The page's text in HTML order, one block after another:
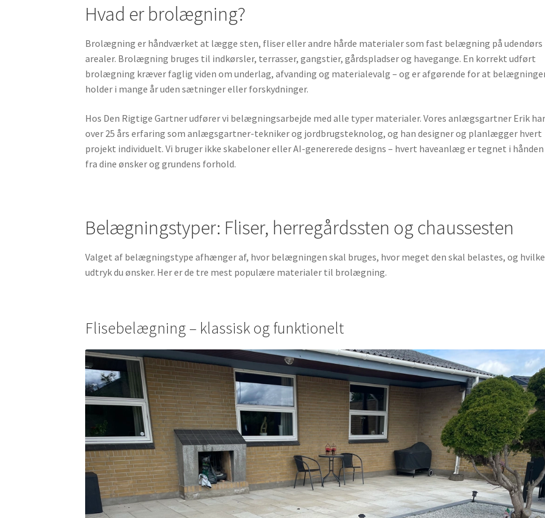
Hvad er brolægning?
Brolægning er håndværket at lægge sten, fliser eller andre hårde materialer som fast belægning på udendørs
arealer. Brolægning bruges til indkørsler, terrasser, gangstier, gårdspladser og havegange. En korrekt udført
brolægning kræver faglig viden om underlag, afvanding og materialevalg – og er afgørende for at
holder i mange år uden sætninger eller forskydninger.
Hos Den Rigtige Gartner udfører vi belægningsarbejde med alle typer materialer. Vores anlægsgartner Erik
over 25 års erfaring som anlægsgartner-tekniker og jordbrugsteknolog, og han designer og planlægger hvert
projekt individuelt. Vi bruger ikke skabeloner eller AI-genererede designs – hvert haveanlæg er tegnet i hånden
fra dine ønsker og grundens forhold.
Belægningstyper: Fliser, herregårdssten og chaussesten
Valget af belægningstype afhænger af, hvor belægningen skal bruges, hvor meget den skal belastes, og
udtryk du ønsker. Her er de tre mest populære materialer til brolægning.
Flisebelægning – klassisk og funktionelt